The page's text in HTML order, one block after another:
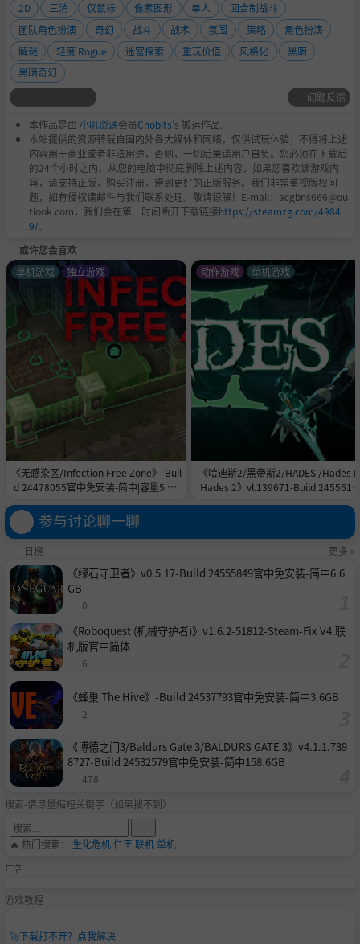
2D 三消 仅鼠标 像素图形 单人
回合制战斗
团队角色扮演
奇幻 战斗 战术 氛围 策略
角色扮演
解谜
轻度 Rogue 迷宫探索 重玩价值 风格化
黑暗
黑暗奇幻
问题反馈
本作品是由 小叽资源会员Chobits's 搬运作品.
本站提供的资源转载自国内外各大媒体和网络，仅供试玩体验；不得将上述
内容用于商业或者非法用途，否则，一切后果请用户自负。您必须在下载后
的24个小时之内，从您的电脑中彻底删除上述内容。如果您喜欢该游戏内
容，请支持正版，购买注册，得到更好的正版服务。我们非常重视版权问
题，如有侵权请邮件与我们联系处理。敬请谅解！E-mail：acgbns666@ou
tlook.com，我们会在第一时间断开下载链接https://steamzg.com/4984
9/。
或许您会喜欢
《无感染区/Infection Free Zone》-Buil
d 24478055官中免安装-简中|容量5.8G
单机游戏 独立游戏
《哈迪斯2/黑帝斯2/HADES /Hades
Hades 2》vl.139671-Build
动作游戏 单机游戏
参与讨论聊一聊
日榜 更多 »
《绿石守卫者》v0.5.17-Build 24555849官中免安装-简中6.6
GB
0
《Roboquest (机械守护者)》v1.6.2-51812-Steam-Fix V4.联
机版官中简体
6
《蜂巢 The Hive》-Build 24537793官中免安装-简中3.6GB
2
《博德之门3/Baldurs Gate 3/BALDURS GATE 3》v4.1.1.739
8727-Build 24532579官中免安装-简中158.6GB
478
搜索-请尽量缩短关键字（如果搜不到）
🔥 热门搜索： 生化危机仁王 联机单机
广告
游戏教程
🚀下载打不开？点我解决